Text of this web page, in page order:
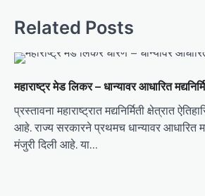
n
a
g
a
Related Posts
महाराष्ट्र मेड लिकर – धान्यावर आधारित
प्रस्तावना महाराष्ट्रात मद्यनिर्मिती क्षेत्रात
आहे. राज्य सरकारने प्रथमच धान्यावर आधारित
मंजुरी दिली आहे. या…